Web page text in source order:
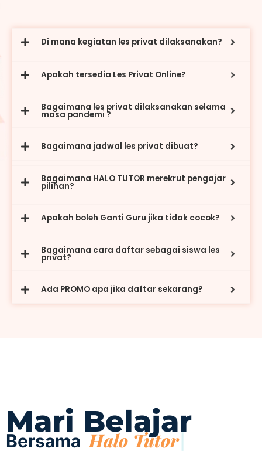
Di mana kegiatan les privat dilaksanakan?
Apakah tersedia Les Privat Online?
Bagaimana les privat dilaksanakan selama
masa pandemi ?
Bagaimana jadwal les privat dibuat?
Bagaimana HALO TUTOR merekrut pengajar
pilihan?
Apakah boleh Ganti Guru jika tidak cocok?
Bagaimana cara daftar sebagai siswa les
privat?
Ada PROMO apa jika daftar sekarang?
Mari Belajar
Bersama